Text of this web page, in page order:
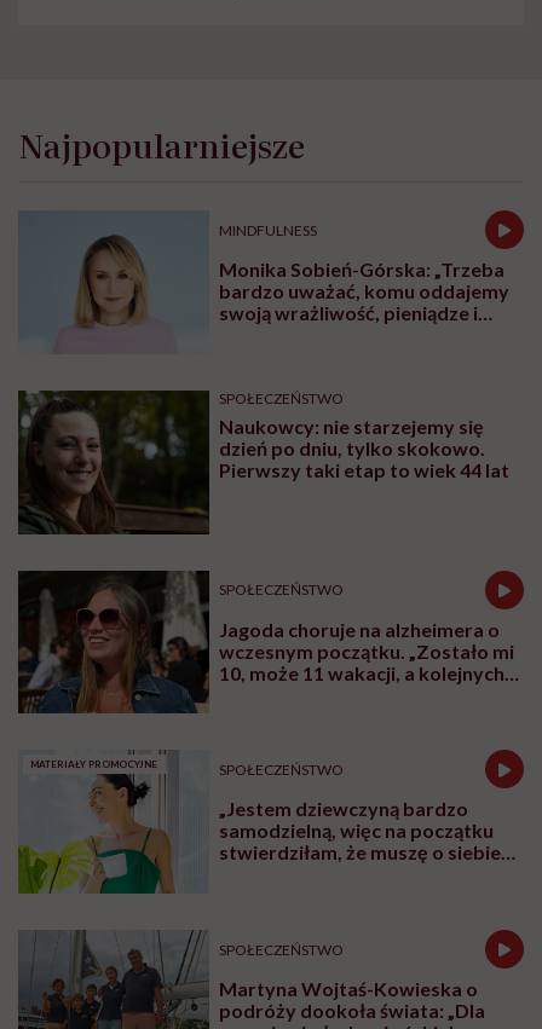
Najpopularniejsze
MINDFULNESS
Monika Sobień-Górska: „Trzeba
bardzo uważać, komu oddajemy
swoją wrażliwość, pieniądze i
SPOŁECZEŃSTWO
Naukowcy: nie starzejemy się
dzień po dniu, tylko skokowo.
Pierwszy taki etap to wiek 44 lat
SPOŁECZEŃSTWO
Jagoda choruje na alzheimera o
wczesnym początku. „Zostało mi
10, może 11 wakacji, a kolejnych
MATERIAŁY PROMOCYJNE SPOŁECZEŃSTWO
„Jestem dziewczyną bardzo
samodzielną, więc na początku
stwierdziłam, że muszę o siebie
SPOŁECZEŃSTWO
Martyna Wojtaś-Kowieska o
podróży dookoła świata: „Dla